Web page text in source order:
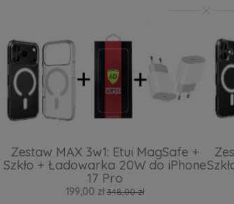
Zestaw MAX 3w1: Etui MagSafe +
Szkło + Ładowarka 20W do iPhone
17 Pro
199,00 zł 348,00 zł